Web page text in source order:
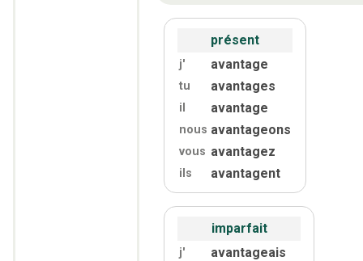
présent
j' avantage
tu avantages
il avantage
nous avantageons
vous avantagez
ils avantagent
imparfait
j' avantageais